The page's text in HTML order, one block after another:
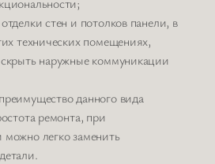
стен и потолков панели, в
технических помещениях,
наружные коммуникации
данного вида
ремонта, при
можно легко заменить